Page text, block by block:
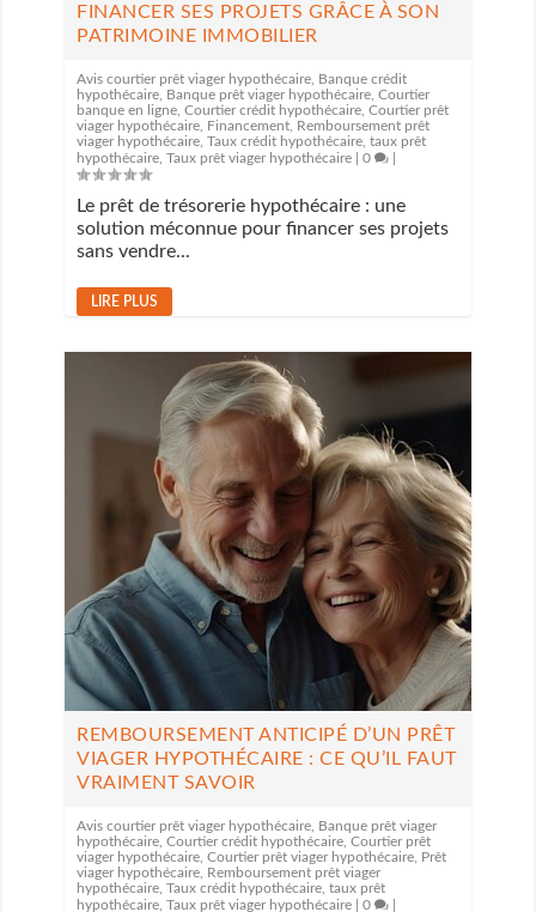
FINANCER SES PROJETS GRÂCE À SON
PATRIMOINE IMMOBILIER
Avis courtier prêt viager hypothécaire Banque crédit
hypothécaire Banque prêt viager hypothécaire ,Courtier
banque en ligne ,Courtier crédit hypothécaire ,Courtier prêt
viager hypothécaire Financement Remboursement prêt
viager hypothécaire ,Taux crédit hypothécaire ,taux prêt
hypothécaire ,Taux prêt viager hypothécaire |0
Le prêt de trésorerie hypothécaire : une
solution méconnue pour financer ses projets
sans vendre...
LIRE PLUS
REMBOURSEMENT ANTICIPÉ D’UN PRÊT
VIAGER HYPOTHÉCAIRE : CE QU’IL FAUT
VRAIMENT SAVOIR
Avis courtier prêt viager hypothécaire Banque prêt viager
hypothécaire ,Courtier crédit hypothécaire ,Courtier prêt
viager hypothécaire ,Courtier prêt viager hypothécaire Prêt
viager hypothécaire Remboursement prêt viager
hypothécaire ,Taux crédit hypothécaire ,taux prêt
hypothécaire ,Taux prêt viager hypothécaire |0